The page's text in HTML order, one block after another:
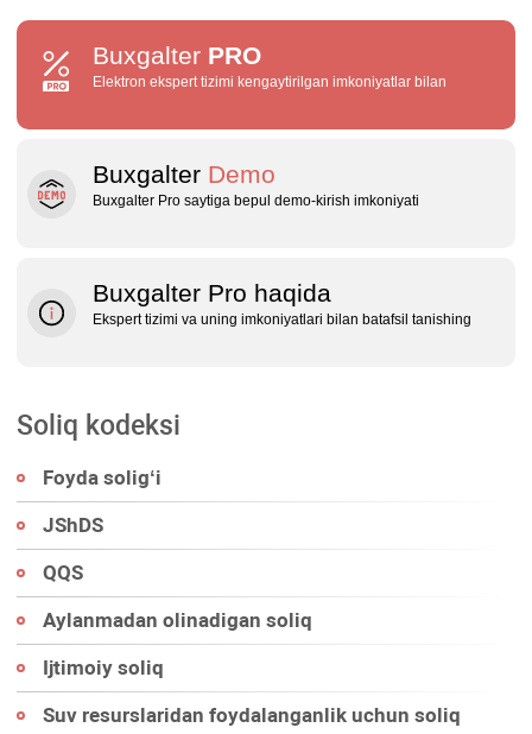
Buxgalter PRO
Elektron ekspert tizimi kengaytirilgan imkoniyatlar bilan
Buxgalter Demo
Buxgalter Pro saytiga bepul demo‑kirish imkoniyati
Buxgalter Pro haqida
Ekspert tizimi va uning imkoniyatlari bilan batafsil tanishing
Soliq kodeksi
Foyda soligʻi
JShDS
QQS
Aylanmadan olinadigan soliq
Ijtimoiy soliq
Suv resurslaridan foydalanganlik uchun soliq